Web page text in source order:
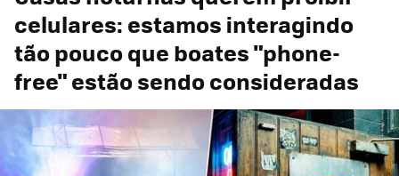
celulares: estamos interagindo
tão pouco que boates "phone-
free" estão sendo consideradas